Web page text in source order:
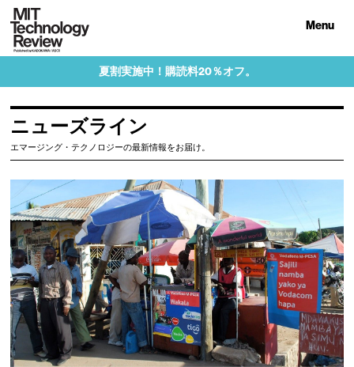
Menu
夏割実施中！購読料20％オフ。
ニューズライン
エマージング・テクノロジーの最新情報をお届け。